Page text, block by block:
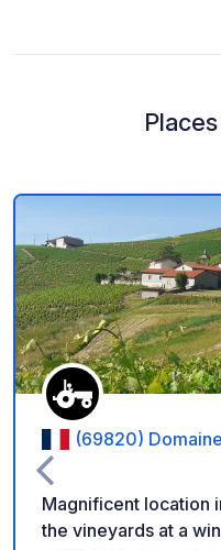
(69820)
Magnificent location
the vineyards at a